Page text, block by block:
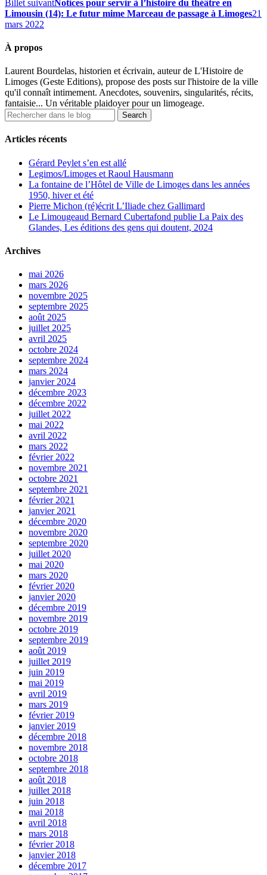
Billet suivantNotices pour servir à l’histoire du théâtre en
Limousin (14): Le futur mime Marceau de passage à Limoges21
mars 2022
À propos
Laurent Bourdelas, historien et écrivain, auteur de L'Histoire de
Limoges (Geste Editions), propose des posts sur l'histoire de la ville
qu'il connaît intimement. Anecdotes, souvenirs, singularités, récits,
fantaisie... Un véritable plaidoyer pour un limogeage.
Articles récents
Gérard Peylet s’en est allé
Legimos/Limoges et Raoul Hausmann
La fontaine de l’Hôtel de Ville de Limoges dans les années
1950, hiver et été
Pierre Michon (ré)écrit L’Iliade chez Gallimard
Le Limougeaud Bernard Cubertafond publie La Paix des
Glandes, Les éditions des gens qui doutent, 2024
Archives
mai 2026
mars 2026
novembre 2025
septembre 2025
août 2025
juillet 2025
avril 2025
octobre 2024
septembre 2024
mars 2024
janvier 2024
décembre 2023
décembre 2022
juillet 2022
mai 2022
avril 2022
mars 2022
février 2022
novembre 2021
octobre 2021
septembre 2021
février 2021
janvier 2021
décembre 2020
novembre 2020
septembre 2020
juillet 2020
mai 2020
mars 2020
février 2020
janvier 2020
décembre 2019
novembre 2019
octobre 2019
septembre 2019
août 2019
juillet 2019
juin 2019
mai 2019
avril 2019
mars 2019
février 2019
janvier 2019
décembre 2018
novembre 2018
octobre 2018
septembre 2018
août 2018
juillet 2018
juin 2018
mai 2018
avril 2018
mars 2018
février 2018
janvier 2018
décembre 2017